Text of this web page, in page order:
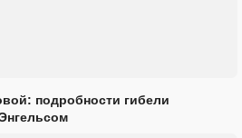
подробности гибели